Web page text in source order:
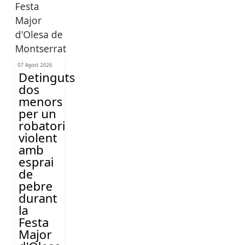
07 Agost 2026
Detinguts
dos
menors
per un
robatori
violent
amb
esprai
de
pebre
durant
la
Festa
Major